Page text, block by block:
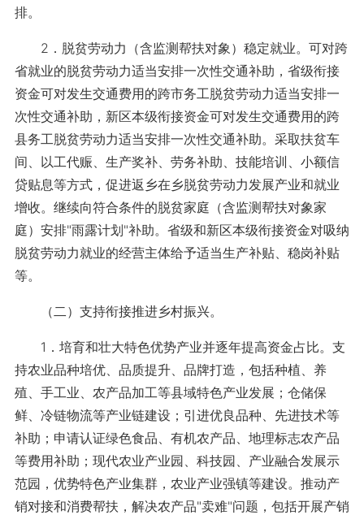
排。
2．脱贫劳动力（含监测帮扶对象）稳定就业。可对跨
省就业的脱贫劳动力适当安排一次性交通补助，省级衔接
资金可对发生交通费用的跨市务工脱贫劳动力适当安排一
次性交通补助，新区本级衔接资金可对发生交通费用的跨
县务工脱贫劳动力适当安排一次性交通补助。采取扶贫车
间、以工代赈、生产奖补、劳务补助、技能培训、小额信
贷贴息等方式，促进返乡在乡脱贫劳动力发展产业和就业
增收。继续向符合条件的脱贫家庭（含监测帮扶对象家
庭）安排"雨露计划"补助。省级和新区本级衔接资金对吸纳
脱贫劳动力就业的经营主体给予适当生产补贴、稳岗补贴
等。
（二）支持衔接推进乡村振兴。
1．培育和壮大特色优势产业并逐年提高资金占比。支
持农业品种培优、品质提升、品牌打造，包括种植、养
殖、手工业、农产品加工等县域特色产业发展；仓储保
鲜、冷链物流等产业链建设；引进优良品种、先进技术等
补助；申请认证绿色食品、有机农产品、地理标志农产品
等费用补助；现代农业产业园、科技园、产业融合发展示
范园，优势特色产业集群，农业产业强镇等建设。推动产
销对接和消费帮扶，解决农产品"卖难"问题，包括开展产销